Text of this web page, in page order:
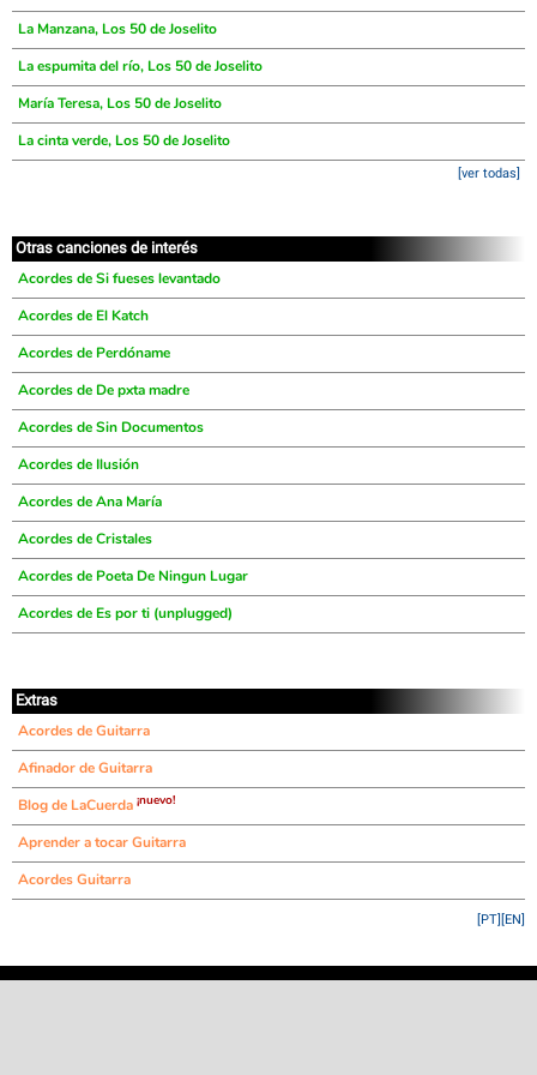
La Manzana, Los 50 de Joselito
La espumita del río, Los 50 de Joselito
María Teresa, Los 50 de Joselito
La cinta verde, Los 50 de Joselito
[ver todas]
Otras canciones de interés
Acordes de Si fueses levantado
Acordes de El Katch
Acordes de Perdóname
Acordes de De pxta madre
Acordes de Sin Documentos
Acordes de Ilusión
Acordes de Ana María
Acordes de Cristales
Acordes de Poeta De Ningun Lugar
Acordes de Es por ti (unplugged)
Extras
Acordes de Guitarra
Afinador de Guitarra
Blog de LaCuerda ¡nuevo!
Aprender a tocar Guitarra
Acordes Guitarra
[EN]
[PT]